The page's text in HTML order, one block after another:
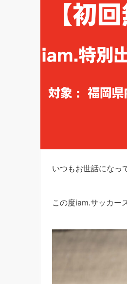
いつもお世話になっ
この度iam.サッカー